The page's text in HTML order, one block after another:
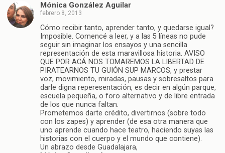
Mónica González Aguilar
febrero 8, 2013
Cómo recibir tanto, aprender tanto, y quedarse igual?
Imposible. Comencé a leer, y a las 5 líneas no pude
seguir sin imaginar los ensayos y una sencilla
representación de esta maravillosa historia. AVISO
QUE POR ACÁ NOS TOMAREMOS LA LIBERTAD DE
PIRATEARNOS TU GUIÓN SUP MARCOS, y prestar
voz, movimiento, miradas, pausas y sobresaltos para
darle digna reperesentación, es decir en algún parque,
escuela pequeña, o foro alternativo y de libre entrada
de los que nunca faltan.
Prometemos darte crédito, divertirnos (sobre todo
con los zapes) y aprender (de esa otra manera que
uno aprende cuando hace teatro, haciendo suyas las
historias con el cuerpo y el mundo que contiene).
Un abrazo desde Guadalajara,